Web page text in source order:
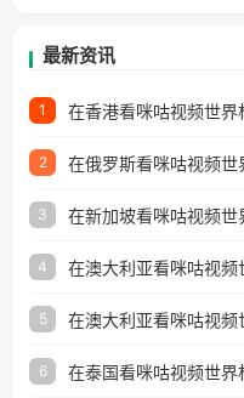
最新资讯
1
2
3
4
5
6